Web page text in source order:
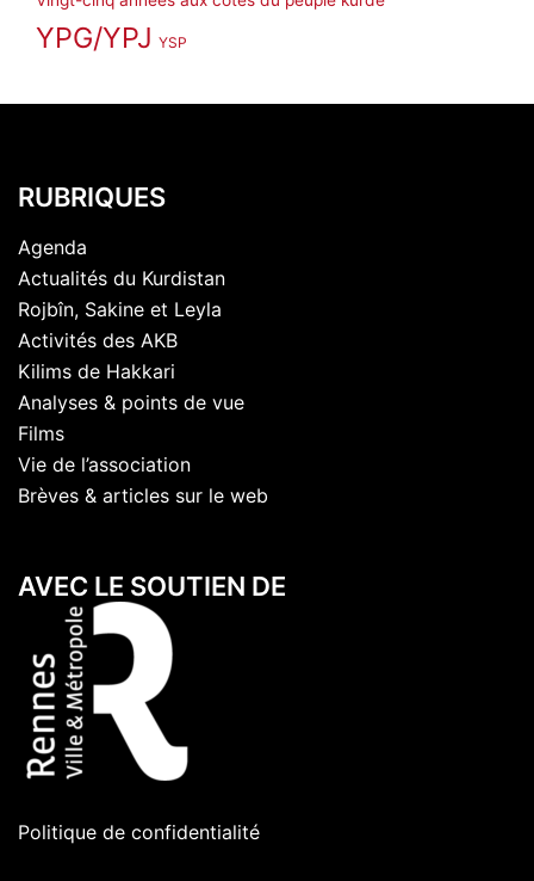
YPG/YPJ YSP
RUBRIQUES
Agenda
Actualités du Kurdistan
Rojbîn, Sakine et Leyla
Activités des AKB
Kilims de Hakkari
Analyses & points de vue
Films
Vie de l’association
Brèves & articles sur le web
AVEC LE SOUTIEN DE
Politique de confidentialité